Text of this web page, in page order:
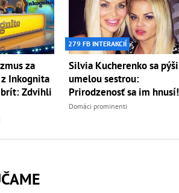
za
Inkognita
Zdvihli
279 FB INTERAKCIÍ
Silvia Kucherenko sa pýši
umelou sestrou:
Prirodzenosť sa im hnusí!
Domáci prominenti